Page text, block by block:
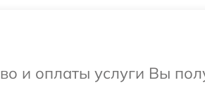
и оплаты услуги Вы